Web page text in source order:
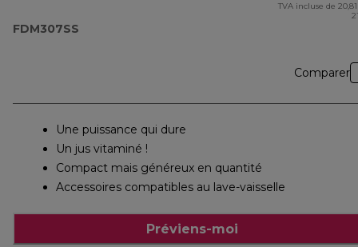
FDM307SS
TVA incluse de
Comparer
Une puissance qui dure
Un jus vitaminé !
Compact mais généreux en quantité
Accessoires compatibles au lave-vaisselle
Préviens-moi